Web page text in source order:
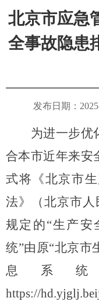
北京市应急
全事故隐患
发布日期：
为进一步优
合本市近年来安
式将《北京市
法》（北京市人
规定的“生产安
统”由原“北京市
息系
https://